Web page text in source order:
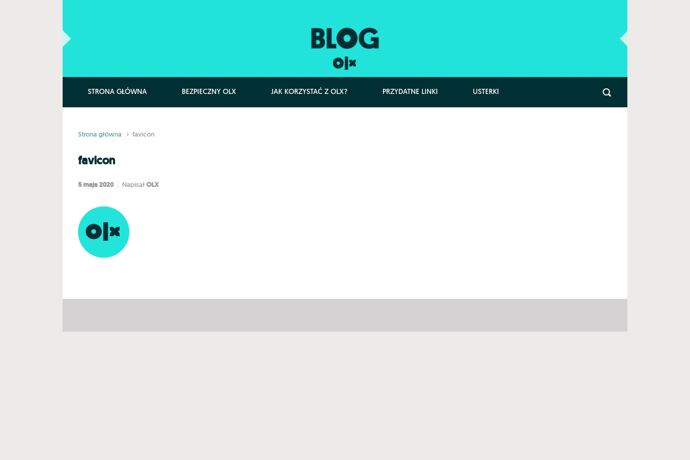
STRONA GŁÓWNA BEZPIECZNY OLX JAK KORZYSTAĆ Z OLX? PRZYDATNE LINKI USTERKI
Strona główna favicon
favicon
5 maja 2020 Napisał OLX